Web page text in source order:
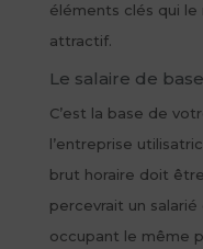
éléments clés qui
attractif.
Le salaire de
C’est la base de
l’entreprise
brut horaire doit
percevrait un
occupant le même